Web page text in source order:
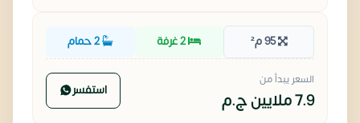
95 م² 2 غرفة 2 حمام
السعر يبدأ من
7.9 ملايين ج.م استفسر